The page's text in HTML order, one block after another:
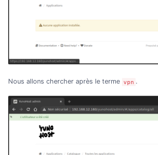
Nous allons chercher après le terme vpn .